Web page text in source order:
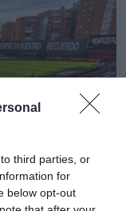
third parties, or
for
below opt-out